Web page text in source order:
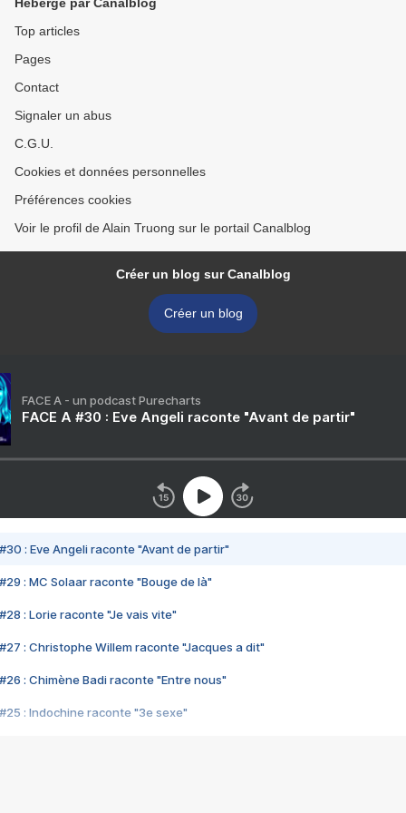
Top articles
Pages
Contact
Signaler un abus
C.G.U.
Cookies et données personnelles
Préférences cookies
Voir le profil de Alain Truong sur le portail Canalblog
Créer un blog sur Canalblog
Créer un blog
FACE A - un podcast Purecharts
FACE A #30 : Eve Angeli raconte "Avant de partir"
#30 : Eve Angeli raconte "Avant de partir"
#29 : MC Solaar raconte "Bouge de là"
#28 : Lorie raconte "Je vais vite"
#27 : Christophe Willem raconte "Jacques a dit"
#26 : Chimène Badi raconte "Entre nous"
#25 : Indochine raconte "3e sexe"